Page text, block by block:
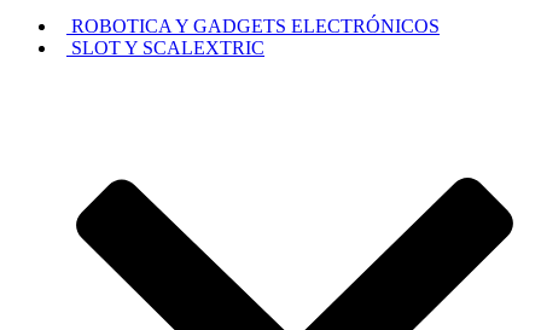
ROBOTICA Y GADGETS ELECTRÓNICOS
SLOT Y SCALEXTRIC